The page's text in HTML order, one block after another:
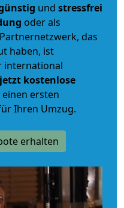
und stressfrei
oder als
das
haben, ist
international
kostenlose
ersten
Ihren Umzug.
erhalten